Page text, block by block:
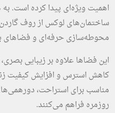
اهمیت ویژه‌ای پیدا کرده است.
ساختمان‌های لوکس از روف
محوطه‌سازی حرفه‌ای و فضاهای
این فضاها علاوه بر زیبایی
کاهش استرس و افزایش کیفیت
مناسب برای استراحت،
روزمره فراهم می‌کنند.